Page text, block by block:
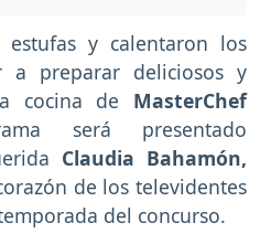
y calentaron los
a preparar deliciosos y
cocina de MasterChef
será presentado
Claudia Bahamón,
de los televidentes
del concurso.